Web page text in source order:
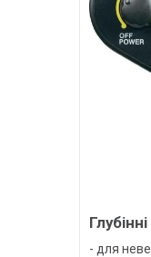
- для